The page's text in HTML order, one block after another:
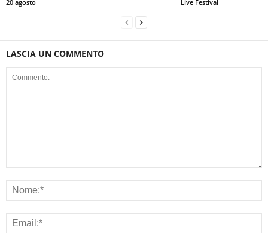
20 agosto
Live Festival
LASCIA UN COMMENTO